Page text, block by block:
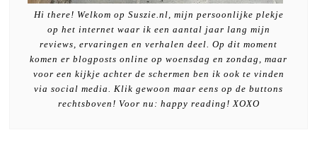
Hi there! Welkom op Suszie.nl, mijn persoonlijke plekje
op het internet waar ik een aantal jaar lang mijn
reviews, ervaringen en verhalen deel. Op dit moment
komen er blogposts online op woensdag en zondag, maar
voor een kijkje achter de schermen ben ik ook te vinden
via social media. Klik gewoon maar eens op de buttons
rechtsboven! Voor nu: happy reading! XOXO